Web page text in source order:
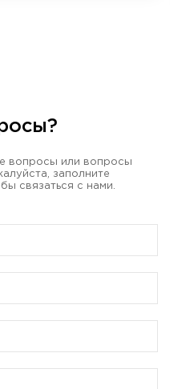
вопросы или вопросы
заполните
связаться с нами.